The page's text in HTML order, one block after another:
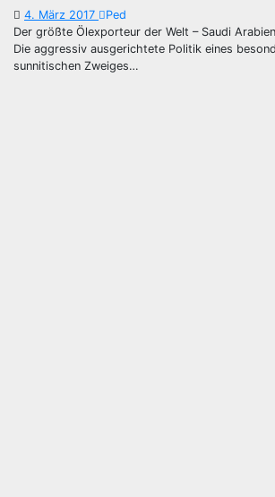
4. März 2017
Ped
Der größte Ölexporteur der Welt – Saudi
Die aggressiv ausgerichtete Politik eines
sunnitischen Zweiges…